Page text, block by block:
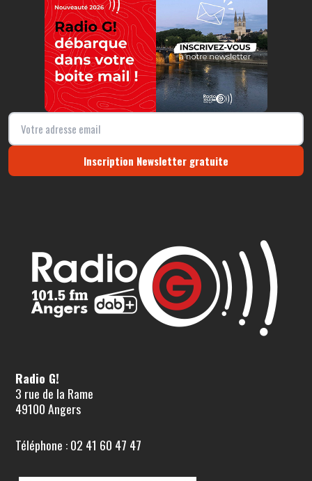
Inscription Newsletter gratuite
Radio G!
3 rue de la Rame
49100 Angers
Téléphone : 02 41 60 47 47